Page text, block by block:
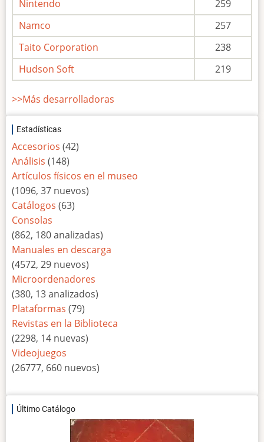
Nintendo
259
Namco
257
Taito Corporation
238
Hudson Soft
219
>>Más desarrolladoras
Estadísticas
Accesorios (42)
Análisis (148)
Artículos físicos en el museo
(1096, 37 nuevos)
Catálogos (63)
Consolas
(862, 180 analizadas)
Manuales en descarga
(4572, 29 nuevos)
Microordenadores
(380, 13 analizados)
Plataformas (79)
Revistas en la Biblioteca
(2298, 14 nuevas)
Videojuegos
(26777, 660 nuevos)
Último Catálogo